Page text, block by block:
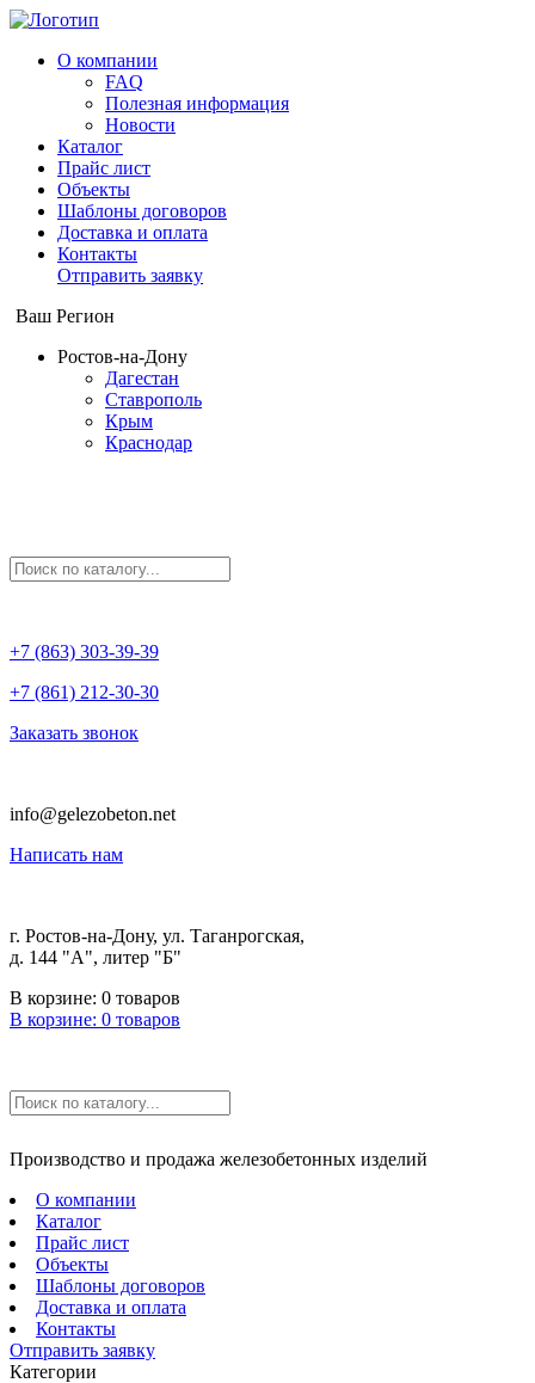
О компании
FAQ
Полезная информация
Новости
Каталог
Прайс лист
Объекты
Шаблоны договоров
Доставка и оплата
Контакты
Отправить заявку
Ваш Регион
Ростов-на-Дону
Дагестан
Ставрополь
Крым
Краснодар
+7 (863) 303-39-39
+7 (861) 212-30-30
Заказать звонок
info@gelezobeton.net
Написать нам
г. Ростов-на-Дону, ул. Таганрогская,
д. 144 "А", литер "Б"
В корзине: 0 товаров
В корзине: 0 товаров
Производство и продажа железобетонных изделий
О компании
Каталог
Прайс лист
Объекты
Шаблоны договоров
Доставка и оплата
Контакты
Отправить заявку
Категории